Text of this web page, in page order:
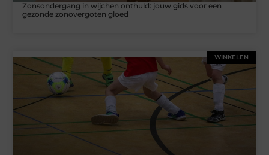
Zonsondergang in wijchen onthuld: jouw gids voor een
gezonde zonovergoten gloed
WINKELEN